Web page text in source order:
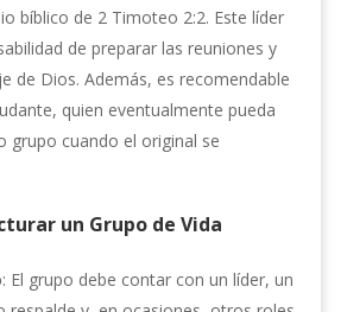
bíblico de 2 Timoteo 2:2. Este líder
de preparar las reuniones y
de Dios. Además, es recomendable
quien eventualmente pueda
grupo cuando el original se
un Grupo de Vida
: El grupo debe contar con un líder, un